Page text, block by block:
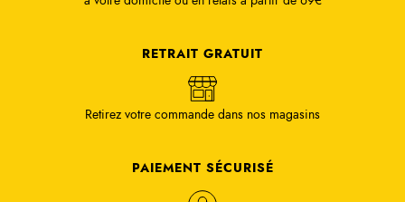
RETRAIT GRATUIT
Retirez votre commande dans nos magasins
PAIEMENT SÉCURISÉ